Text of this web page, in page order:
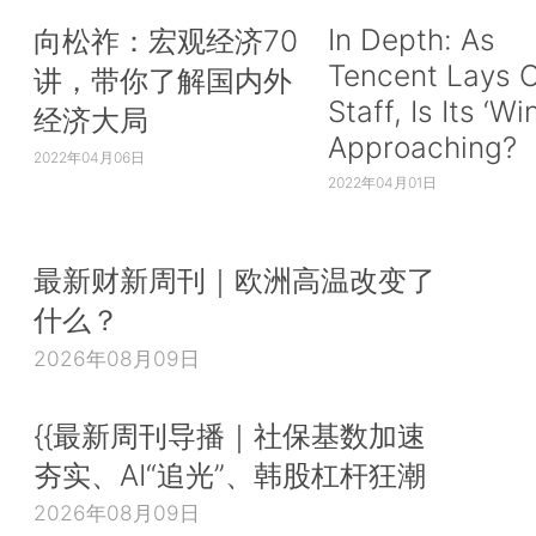
向松祚：宏观经济70
讲，带你了解国内外
经济大局
2022年04月06日
In Depth: As
Tencent Lays
Staff, Is Its
Approaching?
2022年04月01日
最新财新周刊｜欧洲高温改变了
什么？
2026年08月09日
{{最新周刊导播｜社保基数加速
夯实、AI“追光”、韩股杠杆狂潮
2026年08月09日